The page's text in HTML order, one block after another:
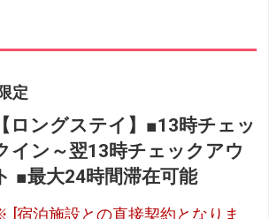
定
【ロングステイ】■13時チェッ
イン～翌13時チェックアウ
ト ■最大24時間滞在可能
[宿泊施設との直接契約となりま